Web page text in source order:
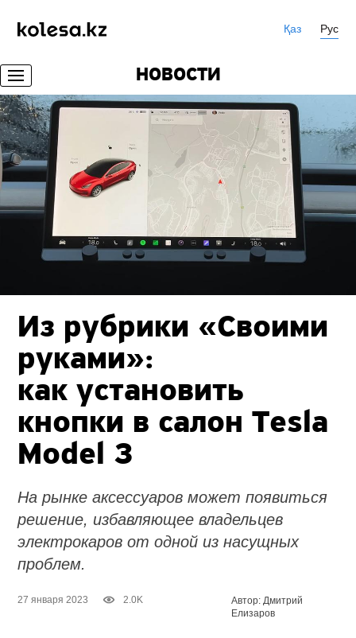
Қаз Рус
НОВОСТИ
Из рубрики «Своими
руками»:
как установить
кнопки в салон Tesla
Model 3
На рынке аксессуаров может появиться
решение, избавляющее владельцев
электрокаров от одной из насущных
проблем.
27 января 2023 2.0K
Автор: Дмитрий
Елизаров